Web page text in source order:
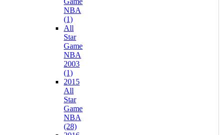
NBA
(1)
All
Star
Game
NBA
2003
(1)
2015
All
Star
Game
NBA
(28)